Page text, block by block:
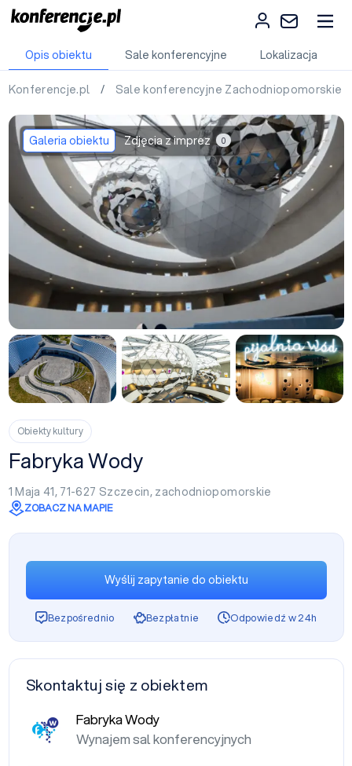
Opis obiektu Sale konferencyjne Lokalizacja
Konferencje.pl / Sale konferencyjne Zachodniopomorskie
Galeria obiektu Zdjęcia z imprez 0
Obiekty kultury
Fabryka Wody
1 Maja 41, 71-627 Szczecin, zachodniopomorskie
ZOBACZ NA MAPIE
Wyślij zapytanie do obiektu
Bezpośrednio Bezpłatnie Odpowiedź w 24h
Skontaktuj się z obiektem
Fabryka Wody
Wynajem sal konferencyjnych